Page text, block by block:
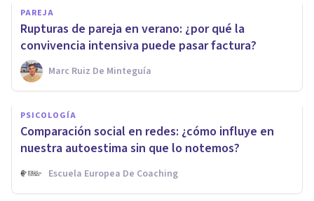
PAREJA
Rupturas de pareja en verano: ¿por qué la
convivencia intensiva puede pasar factura?
Marc Ruiz De Minteguía
PSICOLOGÍA
Comparación social en redes: ¿cómo influye en
nuestra autoestima sin que lo notemos?
Escuela Europea De Coaching